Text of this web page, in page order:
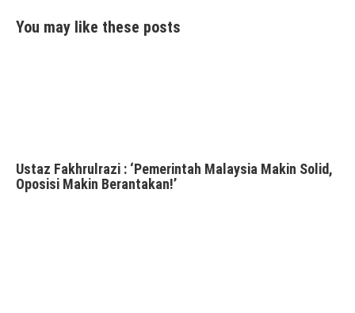
You may like these posts
Ustaz Fakhrulrazi : ‘Pemerintah Malaysia Makin Solid,
Oposisi Makin Berantakan!’